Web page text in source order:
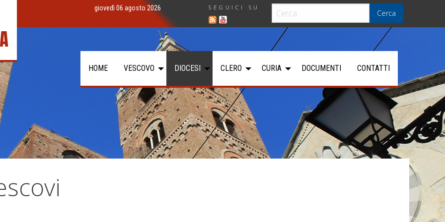
Cerca
SEGUICI SU
giovedì 06 agosto 2026
HOME VESCOVO DIOCESI CLERO CURIA DOCUMENTI CONTATTI